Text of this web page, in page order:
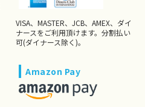
VISA、MASTER、JCB、AMEX、ダイ
ナースをご利用頂けます。分割払い
可(ダイナース除く)。
Amazon Pay